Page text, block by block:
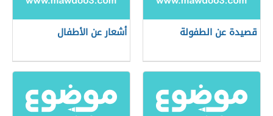
قصيدة عن الطفولة أشعار عن الأطفال